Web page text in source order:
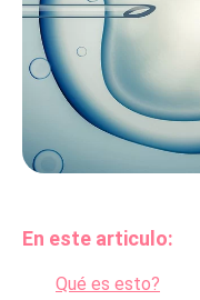
En este articulo:
Qué es esto?